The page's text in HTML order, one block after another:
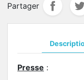
Partager
Presse :